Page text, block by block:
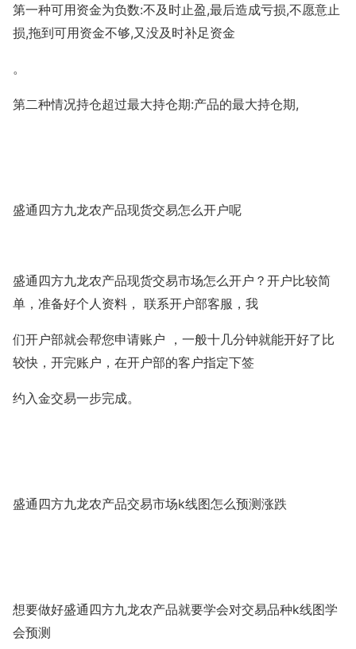
第一种可用资金为负数:不及时止盈,最后造成亏损,不愿意止
损,拖到可用资金不够,又没及时补足资金
。
第二种情况持仓超过最大持仓期:产品的最大持仓期,
盛通四方九龙农产品现货交易怎么开户呢
盛通四方九龙农产品现货交易市场怎么开户？开户比较简
单，准备好个人资料，
联系开户部客服，我
们开户部就会帮您申请账户
，一般十几分钟就能开好了比
较快，开完账户，在开户部的客户指定下签
约入金交易一步完成。
盛通四方九龙农产品交易市场k线图怎么预测涨跌
想要做好盛通四方九龙农产品就要学会对交易品种k线图学
会预测